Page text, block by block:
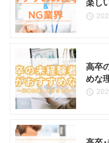
楽し
高卒
めな